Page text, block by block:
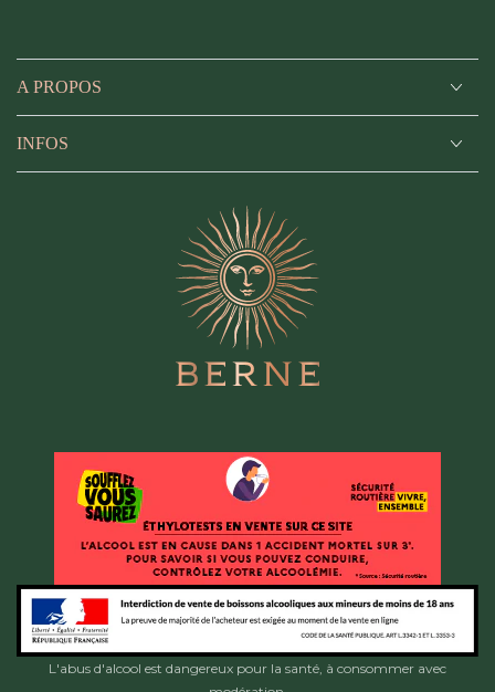
A PROPOS
INFOS
L'abus d'alcool est dangereux pour la santé, à consommer avec